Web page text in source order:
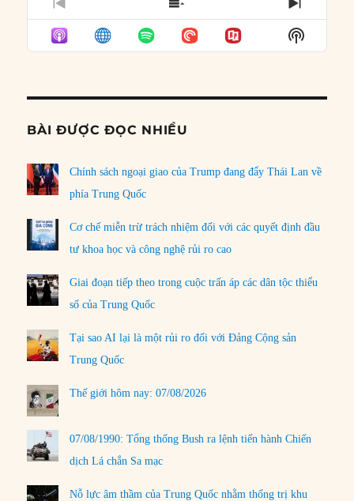
PREVIOUS
EPISODE
SHOW
EPISODES
LIST
NEXT
Show
Podcast
BÀI ĐƯỢC ĐỌC NHIỀU
Chính sách ngoại giao của Trump đang đẩy Thái Lan về
phía Trung Quốc
Cơ chế miễn trừ trách nhiệm đối với các quyết định đầu
tư khoa học và công nghệ rủi ro cao
Giai đoạn tiếp theo trong cuộc trấn áp các dân tộc thiểu
số của Trung Quốc
Tại sao AI lại là một rủi ro đối với Đảng Cộng sản
Trung Quốc
Thế giới hôm nay: 07/08/2026
07/08/1990: Tổng thống Bush ra lệnh tiến hành Chiến
dịch Lá chắn Sa mạc
Nỗ lực âm thầm của Trung Quốc nhằm thống trị khu